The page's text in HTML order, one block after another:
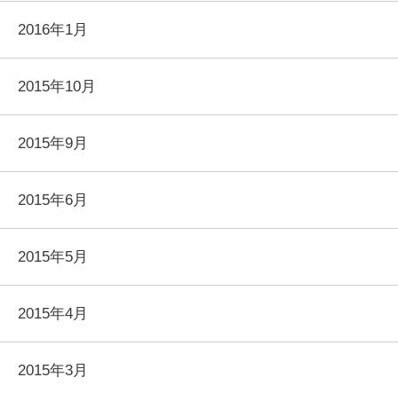
2016年1月
2015年10月
2015年9月
2015年6月
2015年5月
2015年4月
2015年3月